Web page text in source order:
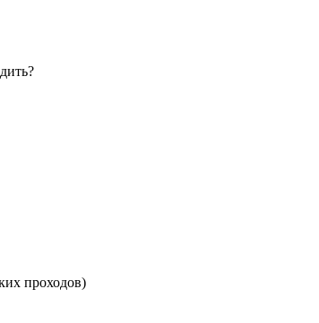
проходов)